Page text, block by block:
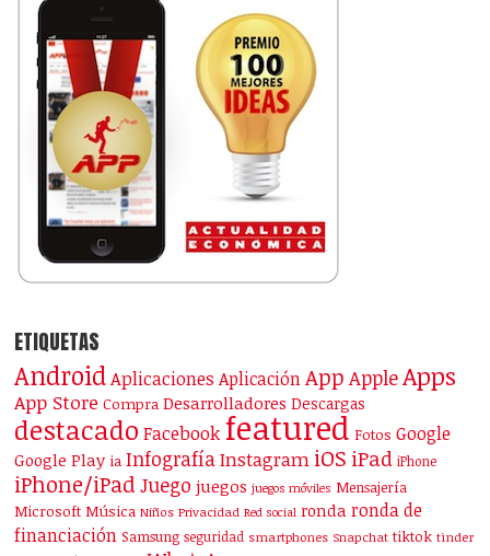
ETIQUETAS
Android Aplicaciones Aplicación App AppleApps
App Store Compra Desarrolladores Descargas
destacado Facebook featured Fotos Google
Google Play ia Infografía Instagram iOS iPad iPhone
iPhone/iPad Juego juegos juegos móviles Mensajería
Microsoft Música Niños Privacidad Red social ronda ronda de
financiación Samsung seguridad smartphones Snapchat tiktok tinder